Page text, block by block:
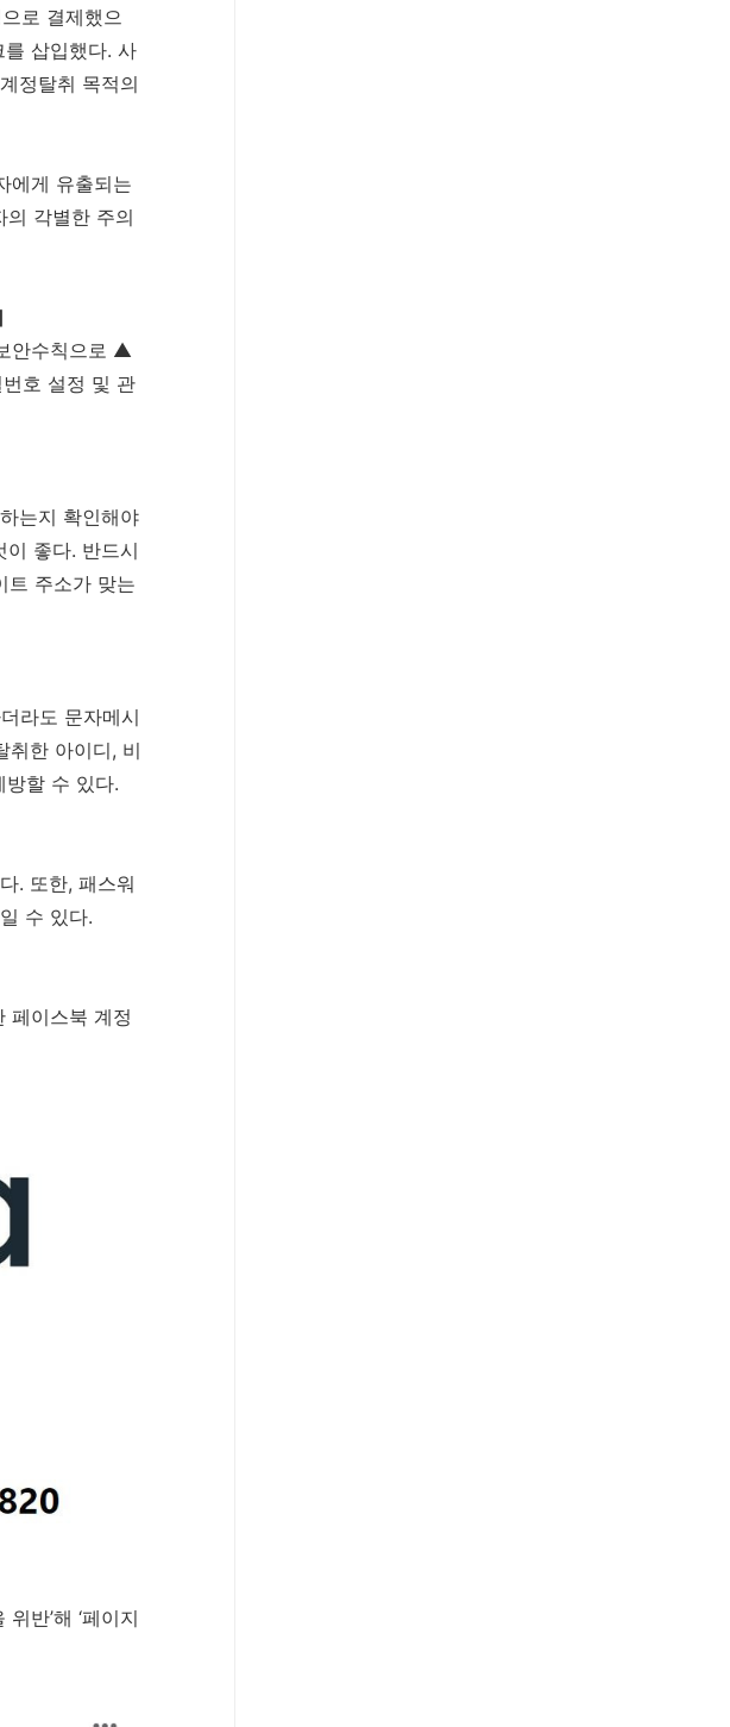
로 결제했으
를 삽입했다. 사
정탈취 목적의
에게 유출되는
의 각별한 주의
안수칙으로 ▲
호 설정 및 관
는지 확인해야
이 좋다. 반드시
트 주소가 맞는
라도 문자메시
취한 아이디, 비
방할 수 있다.
. 또한, 패스워
수 있다.
페이스북 계정
반’해 ‘페이지